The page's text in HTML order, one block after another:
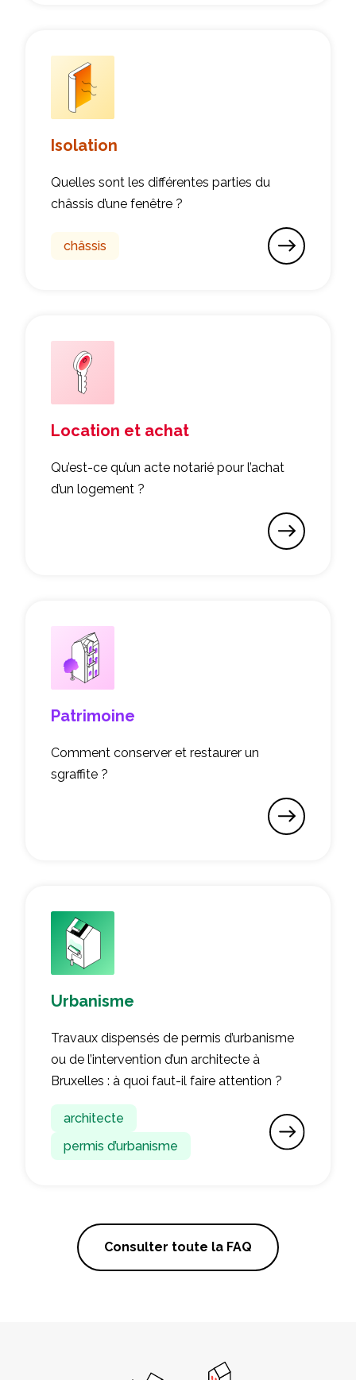
Isolation
Quelles sont les différentes parties du
châssis d’une fenêtre ?
châssis
Location et achat
Qu’est-ce qu’un acte notarié pour l’achat
d’un logement ?
Patrimoine
Comment conserver et restaurer un
sgraffite ?
Urbanisme
Travaux dispensés de permis d’urbanisme
ou de l’intervention d’un architecte à
Bruxelles : à quoi faut-il faire attention ?
architecte
permis d’urbanisme
Consulter toute la FAQ